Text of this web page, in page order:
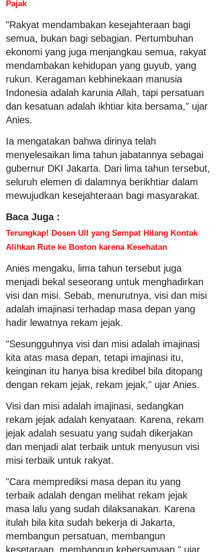
Pajak
"Rakyat mendambakan kesejahteraan bagi
semua, bukan bagi sebagian. Pertumbuhan
ekonomi yang juga menjangkau semua, rakyat
mendambakan kehidupan yang guyub, yang
rukun. Keragaman kebhinekaan manusia
Indonesia adalah karunia Allah, tapi persatuan
dan kesatuan adalah ikhtiar kita bersama," ujar
Anies.
Ia mengatakan bahwa dirinya telah
menyelesaikan lima tahun jabatannya sebagai
gubernur DKI Jakarta. Dari lima tahun tersebut,
seluruh elemen di dalamnya berikhtiar dalam
mewujudkan kesejahteraan bagi masyarakat.
Baca Juga :
Terungkap! Dosen UII yang Sempat Hilang Kontak
Alihkan Rute ke Boston karena Kesehatan
Anies mengaku, lima tahun tersebut juga
menjadi bekal seseorang untuk menghadirkan
visi dan misi. Sebab, menurutnya, visi dan misi
adalah imajinasi terhadap masa depan yang
hadir lewatnya rekam jejak.
"Sesungguhnya visi dan misi adalah imajinasi
kita atas masa depan, tetapi imajinasi itu,
keinginan itu hanya bisa kredibel bila ditopang
dengan rekam jejak, rekam jejak," ujar Anies.
Visi dan misi adalah imajinasi, sedangkan
rekam jejak adalah kenyataan. Karena, rekam
jejak adalah sesuatu yang sudah dikerjakan
dan menjadi alat terbaik untuk menyusun visi
misi terbaik untuk rakyat.
"Cara memprediksi masa depan itu yang
terbaik adalah dengan melihat rekam jejak
masa lalu yang sudah dilaksanakan. Karena
itulah bila kita sudah bekerja di Jakarta,
membangun persatuan, membangun
kesetaraan, membangun kebersamaan," ujar